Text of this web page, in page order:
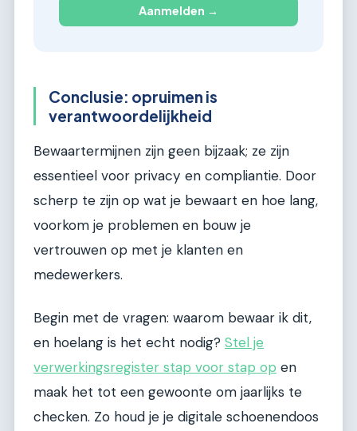
Aanmelden →
Conclusie: opruimen is
verantwoordelijkheid
Bewaartermijnen zijn geen bijzaak; ze zijn
essentieel voor privacy en compliantie. Door
scherp te zijn op wat je bewaart en hoe lang,
voorkom je problemen en bouw je
vertrouwen op met je klanten en
medewerkers.
Begin met de vragen: waarom bewaar ik dit,
en hoelang is het echt nodig? Stel je
verwerkingsregister stap voor stap op en
maak het tot een gewoonte om jaarlijks te
checken. Zo houd je je digitale schoenendoos